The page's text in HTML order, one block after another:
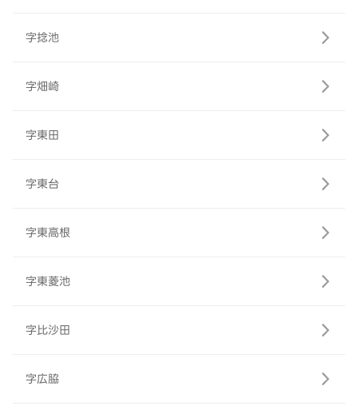
字捻池
字畑崎
字東田
字東台
字東高根
字東菱池
字比沙田
字広脇